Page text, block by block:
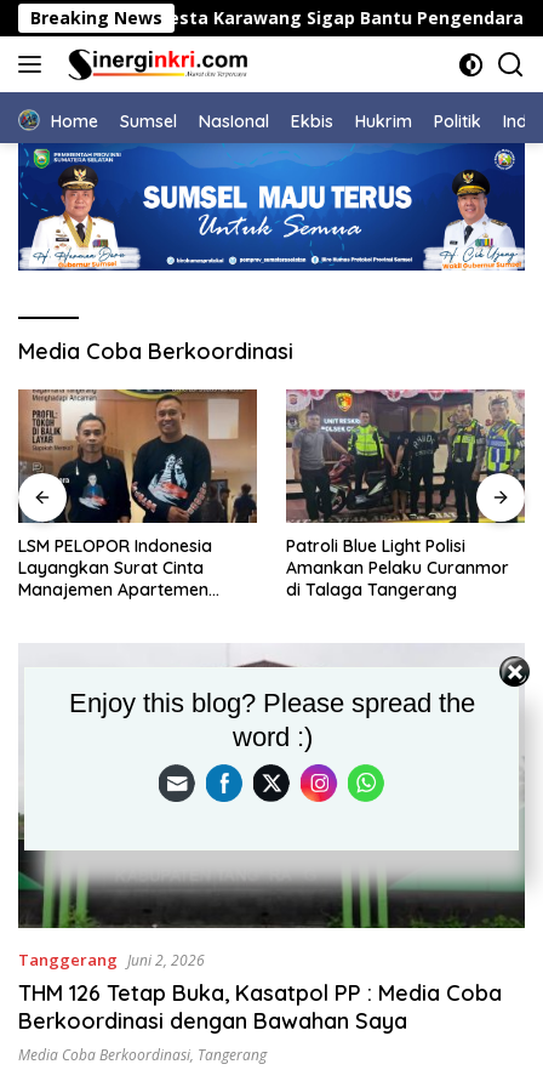
Langsung
ke
konten
Breaking News
Satlantas Polresta Karawang Sigap Bantu Pengendara
Home Sumsel NasIonal Ekbis Hukrim Politik
Media Coba Berkoordinasi
LSM PELOPOR Indonesia
Layangkan Surat Cinta
Manajemen Apartemen
Patroli Blue Light Polisi
Amankan Pelaku Curanmor
di Talaga Tangerang
Tanggerang Juni 2, 2026
THM 126 Tetap Buka, Kasatpol PP : Media Coba
Berkoordinasi dengan Bawahan Saya
Media Coba Berkoordinasi, Tangerang
Enjoy this blog? Please spread the
word :)